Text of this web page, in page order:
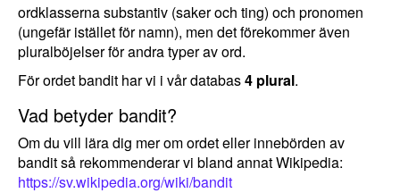
ordklasserna substantiv (saker och ting) och pronomen
(ungefär istället för namn), men det förekommer även
pluralböjelser för andra typer av ord.
För ordet bandit har vi i vår databas4 plural.
Vad betyder bandit?
Om du vill lära dig mer om ordet eller innebörden av
bandit så rekommenderar vi bland annat Wikipedia:
https://sv.wikipedia.org/wiki/bandit